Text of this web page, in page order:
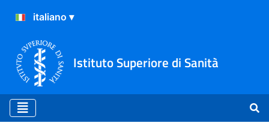
Istituto Superiore di Sanità